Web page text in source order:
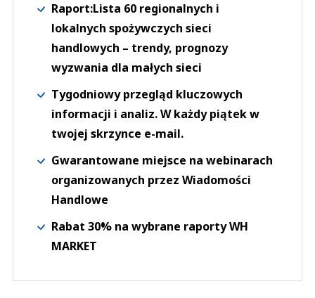
Raport:Lista 60 regionalnych i
lokalnych spożywczych sieci
handlowych – trendy, prognozy
wyzwania dla małych sieci
Tygodniowy przegląd kluczowych
informacji i analiz. W każdy piątek w
twojej skrzynce e-mail.
Gwarantowane miejsce na webinarach
organizowanych przez Wiadomości
Handlowe
Rabat 30% na wybrane raporty WH
MARKET